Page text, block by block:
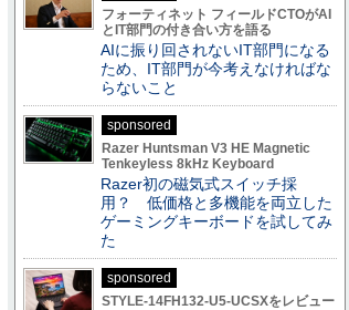
フォーティネット フィールドCTOがAI
とIT部門の付き合い方を語る
AIに振り回されないIT部門になる
ため、IT部門が今考えなければな
らないこと
sponsored
Razer Huntsman V3 HE Magnetic
Tenkeyless 8kHz Keyboard
Razer初の磁気式スイッチ採
用？ 低価格と多機能を両立した
ゲーミングキーボードを試してみ
た
sponsored
STYLE-14FH132-U5-UCSXをレビュー